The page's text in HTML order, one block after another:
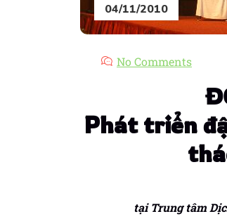
04/11/2010
No Comments
Phát triển
tại Trung tâm